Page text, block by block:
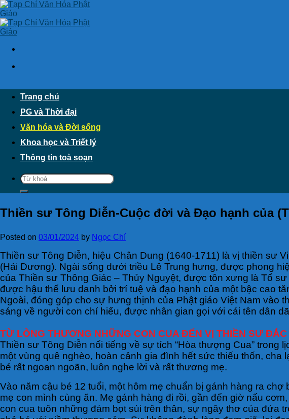
Skip
to
content
Trang chủ
PG và Thời đại
Văn hóa và Đời sống
Khoa học và Triết lý
Thông tin toà soạn
Thiền sư Tông Diễn-Cuộc đời và Đạo hạnh của
Posted on 03/01/2024 by Ngọc Chí
Thiền sư Tông Diễn, hiệu Chân Dung (1640-1711) là vị thiền sư
(Hải Dương). Ngài sống dưới triều Lê Trung hưng, được phong
của Thiền sư Thông Giác – Thủy Nguyệt, được tôn xưng là Tổ
được hậu thế lưu danh bởi trí tuệ và đạo hạnh của một bậc cao
Ngoài, đóng góp cho sự hưng thịnh của Phật giáo Việt Nam vào
sáng về người con chí hiếu, được nhân gian gọi với cái tên dân
TỪ LÒNG THƯƠNG NHỮNG CON CUA ĐẾN VỊ THIỀN SƯ
Thiền sư Tông Diễn nổi tiếng về sự tích “Hòa thượng Cua” trong
một vùng quê nghèo, hoàn cảnh gia đình hết sức thiếu thốn,
bé rất ngoan ngoãn, luôn nghe lời và rất thương mẹ.
Vào năm cậu bé 12 tuổi, một hôm mẹ chuẩn bị gánh hàng ra
mẹ con mình cùng ăn. Mẹ gánh hàng đi rồi, gần đến giờ nấu
con cua tuôn những đám bọt sùi trên thân, sự ngây thơ của đứa